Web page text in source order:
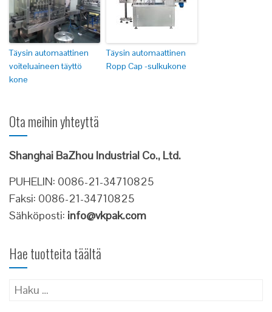
Täysin automaattinen
voiteluaineen täyttö
kone
Täysin automaattinen
Ropp Cap -sulkukone
Ota meihin yhteyttä
Shanghai BaZhou Industrial Co., Ltd.
PUHELIN: 0086-21-34710825
Faksi: 0086-21-34710825
Sähköposti: info@vkpak.com
Hae tuotteita täältä
Haku: